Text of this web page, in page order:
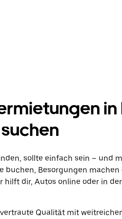
in
sollte einfach sein – und
buchen, Besorgungen
dir, Autos online oder in
Qualität mit